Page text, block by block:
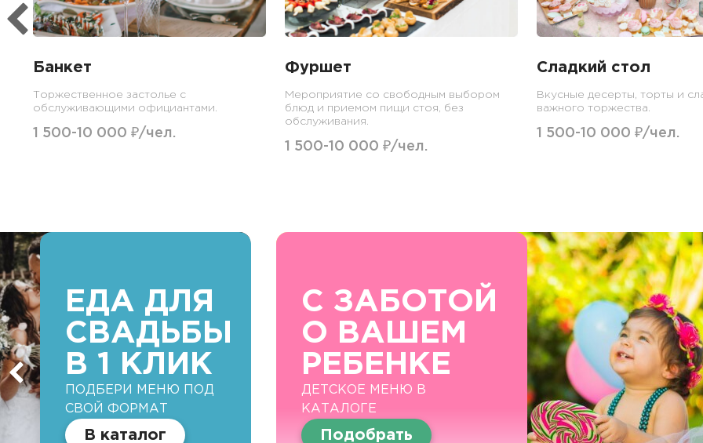
Банкет
Торжественное застолье с
обслуживающими официантами.
1 500-10 000 ₽/чел.
Фуршет
Мероприятие со свободным выбором
блюд и приемом пищи стоя, без
обслуживания.
1 500-10 000 ₽/чел.
Сладкий стол
Вкусные десерты, торты и
важного торжества.
1 500-10 000 ₽/чел.
ЕДА ДЛЯ
СВАДЬБЫ
В 1 КЛИК
ПОДБЕРИ МЕНЮ ПОД
СВОЙ ФОРМАТ
В каталог
С ЗАБОТОЙ
О ВАШЕМ
РЕБЕНКЕ
ДЕТСКОЕ МЕНЮ В
КАТАЛОГЕ
Подобрать